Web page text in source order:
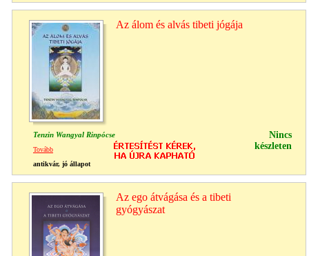
Az álom és alvás tibeti jógája
Tenzin Wangyal Rinpócse
Nincs
készleten
Tovább
antikvár, jó állapot
Az ego átvágása és a tibeti
gyógyászat